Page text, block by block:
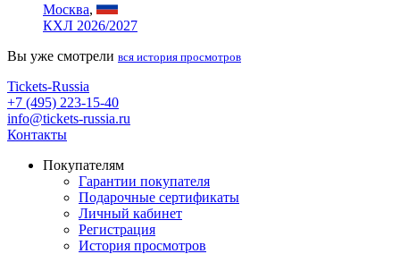
Москва,
КХЛ 2026/2027
Вы уже смотрели вся история просмотров
Tickets-Russia
+7 (495) 223-15-40
info@tickets-russia.ru
Контакты
Покупателям
Гарантии покупателя
Подарочные сертификаты
Личный кабинет
Регистрация
История просмотров